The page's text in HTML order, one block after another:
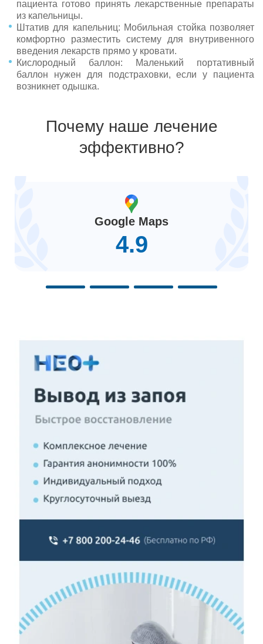
пациента готово принять лекарственные препараты
из капельницы.
Штатив для капельниц: Мобильная стойка позволяет
комфортно разместить систему для внутривенного
введения лекарств прямо у кровати.
Кислородный баллон: Маленький портативный
баллон нужен для подстраховки, если у пациента
возникнет одышка.
Почему наше лечение
эффективно?
Google Maps
4.9